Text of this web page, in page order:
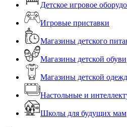
Детское игровое
Игровые приставки
Магазины детского
Магазины детской обуви
Магазины детской
Настольные и
Школы для будущих мам